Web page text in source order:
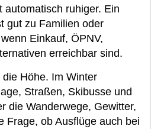
automatisch ruhiger. Ein
gut zu Familien oder
Einkauf, ÖPNV,
erreichbar sind.
Höhe. Im Winter
Straßen, Skibusse und
die Wanderwege, Gewitter,
Frage, ob Ausflüge auch bei